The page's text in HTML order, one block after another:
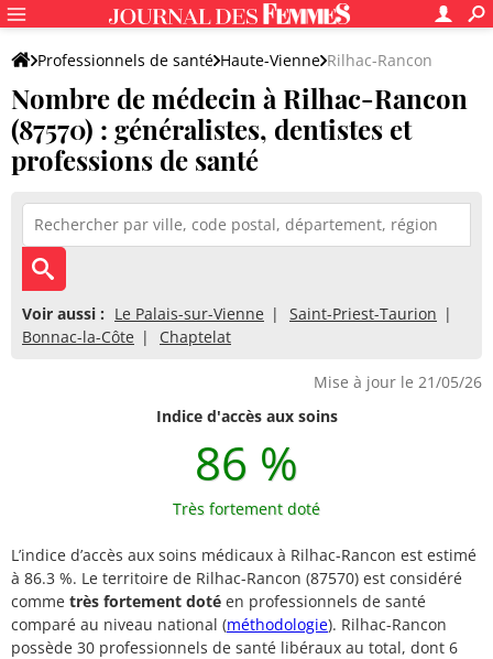
Professionnels de santé Haute-Vienne Rilhac-Rancon
Nombre de médecin à Rilhac-Rancon
(87570) : généralistes, dentistes et
professions de santé
Voir aussi : Le Palais-sur-Vienne
Saint-Priest-Taurion
Bonnac-la-Côte
Chaptelat
Mise à jour le 21/05/26
Indice d'accès aux soins
86 %
Très fortement doté
L’indice d’accès aux soins médicaux à Rilhac-Rancon est estimé
à 86.3 %. Le territoire de Rilhac-Rancon (87570) est considéré
comme très fortement doté en professionnels de santé
comparé au niveau national (méthodologie). Rilhac-Rancon
possède 30 professionnels de santé libéraux au total, dont 6